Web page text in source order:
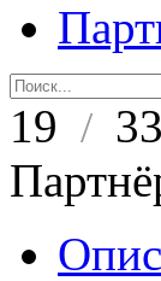
19 / 33